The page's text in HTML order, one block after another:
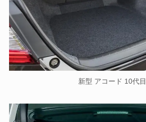
新型 アコード 10代目